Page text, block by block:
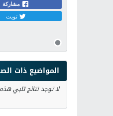
مشاركة
تويت
المواضيع ذات
لا توجد نتائج تلبي هذه